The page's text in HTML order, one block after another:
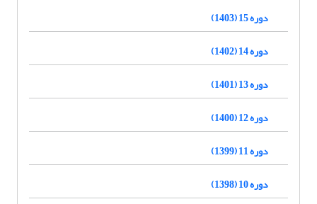
دوره 15 (1403)
دوره 14 (1402)
دوره 13 (1401)
دوره 12 (1400)
دوره 11 (1399)
دوره 10 (1398)